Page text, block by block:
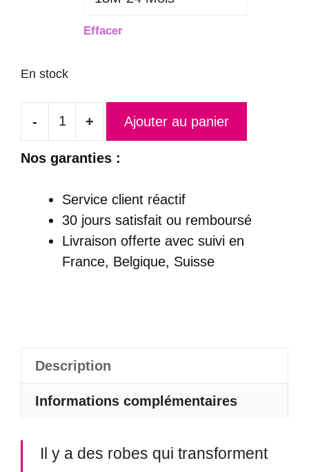
Effacer
En stock
-
quantité
Princesse
Bébé
Fille
Courte
+ Ajouter au panier
Nos garanties :
Service client réactif
30 jours satisfait ou remboursé
Livraison offerte avec suivi en
France, Belgique, Suisse
Description
Informations complémentaires
Il y a des robes qui transforment